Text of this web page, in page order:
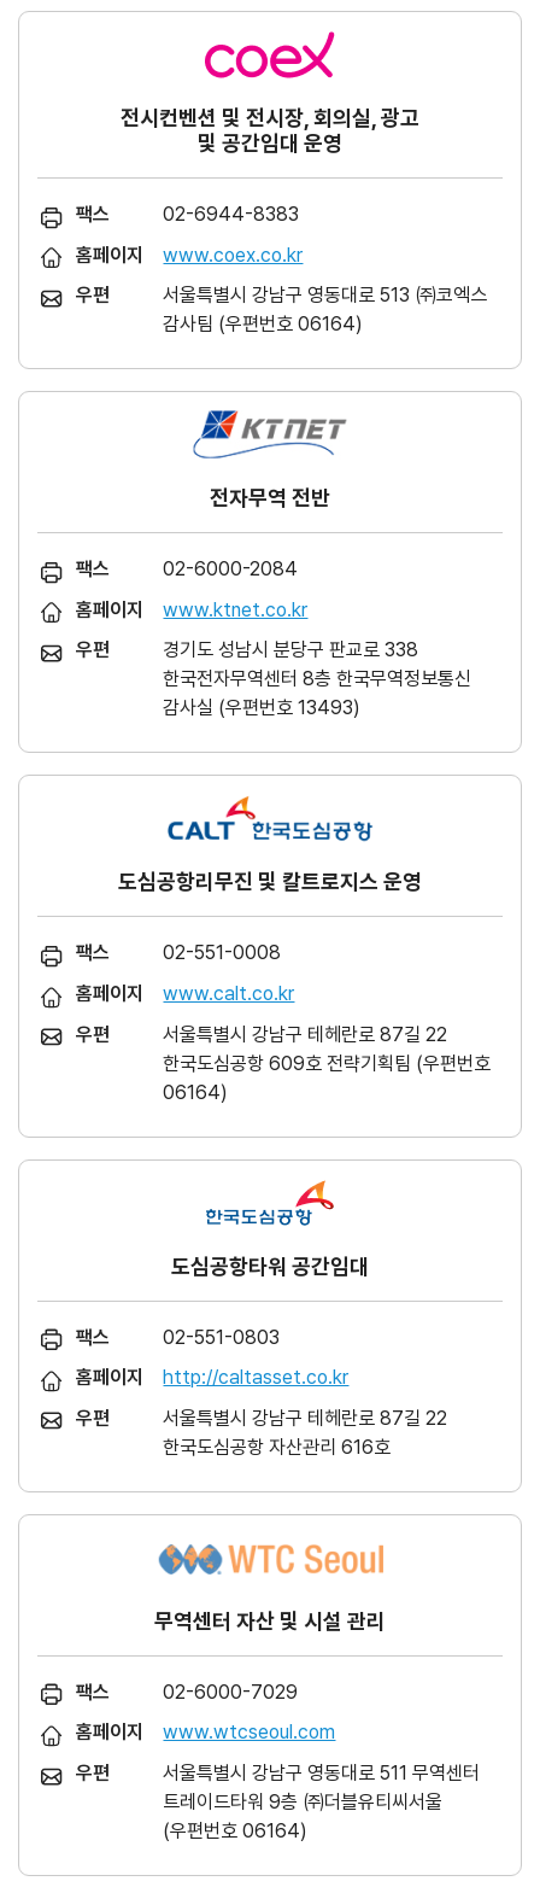
전시컨벤션 및 전시장, 회의실, 광고
및 공간임대 운영
팩스
02-6944-8383
홈페이지
www.coex.co.kr
우편
서울특별시 강남구 영동대로 513 ㈜코엑스
감사팀 (우편번호 06164)
전자무역 전반
팩스
02-6000-2084
홈페이지
www.ktnet.co.kr
우편
경기도 성남시 분당구 판교로 338
한국전자무역센터 8층 한국무역정보통신
감사실 (우편번호 13493)
도심공항리무진 및 칼트로지스 운영
팩스
02-551-0008
홈페이지
www.calt.co.kr
우편
서울특별시 강남구 테헤란로 87길 22
한국도심공항 609호 전략기획팀 (우편번호
06164)
도심공항타워 공간임대
팩스
02-551-0803
홈페이지
http://caltasset.co.kr
우편
서울특별시 강남구 테헤란로 87길 22
한국도심공항 자산관리 616호
무역센터 자산 및 시설 관리
팩스
02-6000-7029
홈페이지
www.wtcseoul.com
우편
서울특별시 강남구 영동대로 511 무역센터
트레이드타워 9층 ㈜더블유티씨서울
(우편번호 06164)